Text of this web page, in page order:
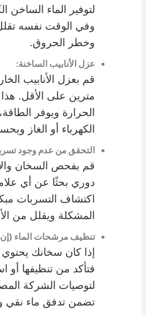
لتوفير الماء الساخن
وفي الوقت نفسه
وخطر الحروق.
عزل الأنابيب الساخنة:
قم بعزل الأنابيب
مترين على الأقل.
الحرارة ويوفر
الكهرباء أو الغاز
التحقق من عدم وجود
قم بفحص السخان
دوري بحثًا عن أي
اكتشاف التسربات
المشكلة ويقلل من
تنظيف مرشحات الماء
إذا كان سخانك
فتأكد من تنظيفها أو
لتوصيات الشركة
تضمن تدفق ماء نقي